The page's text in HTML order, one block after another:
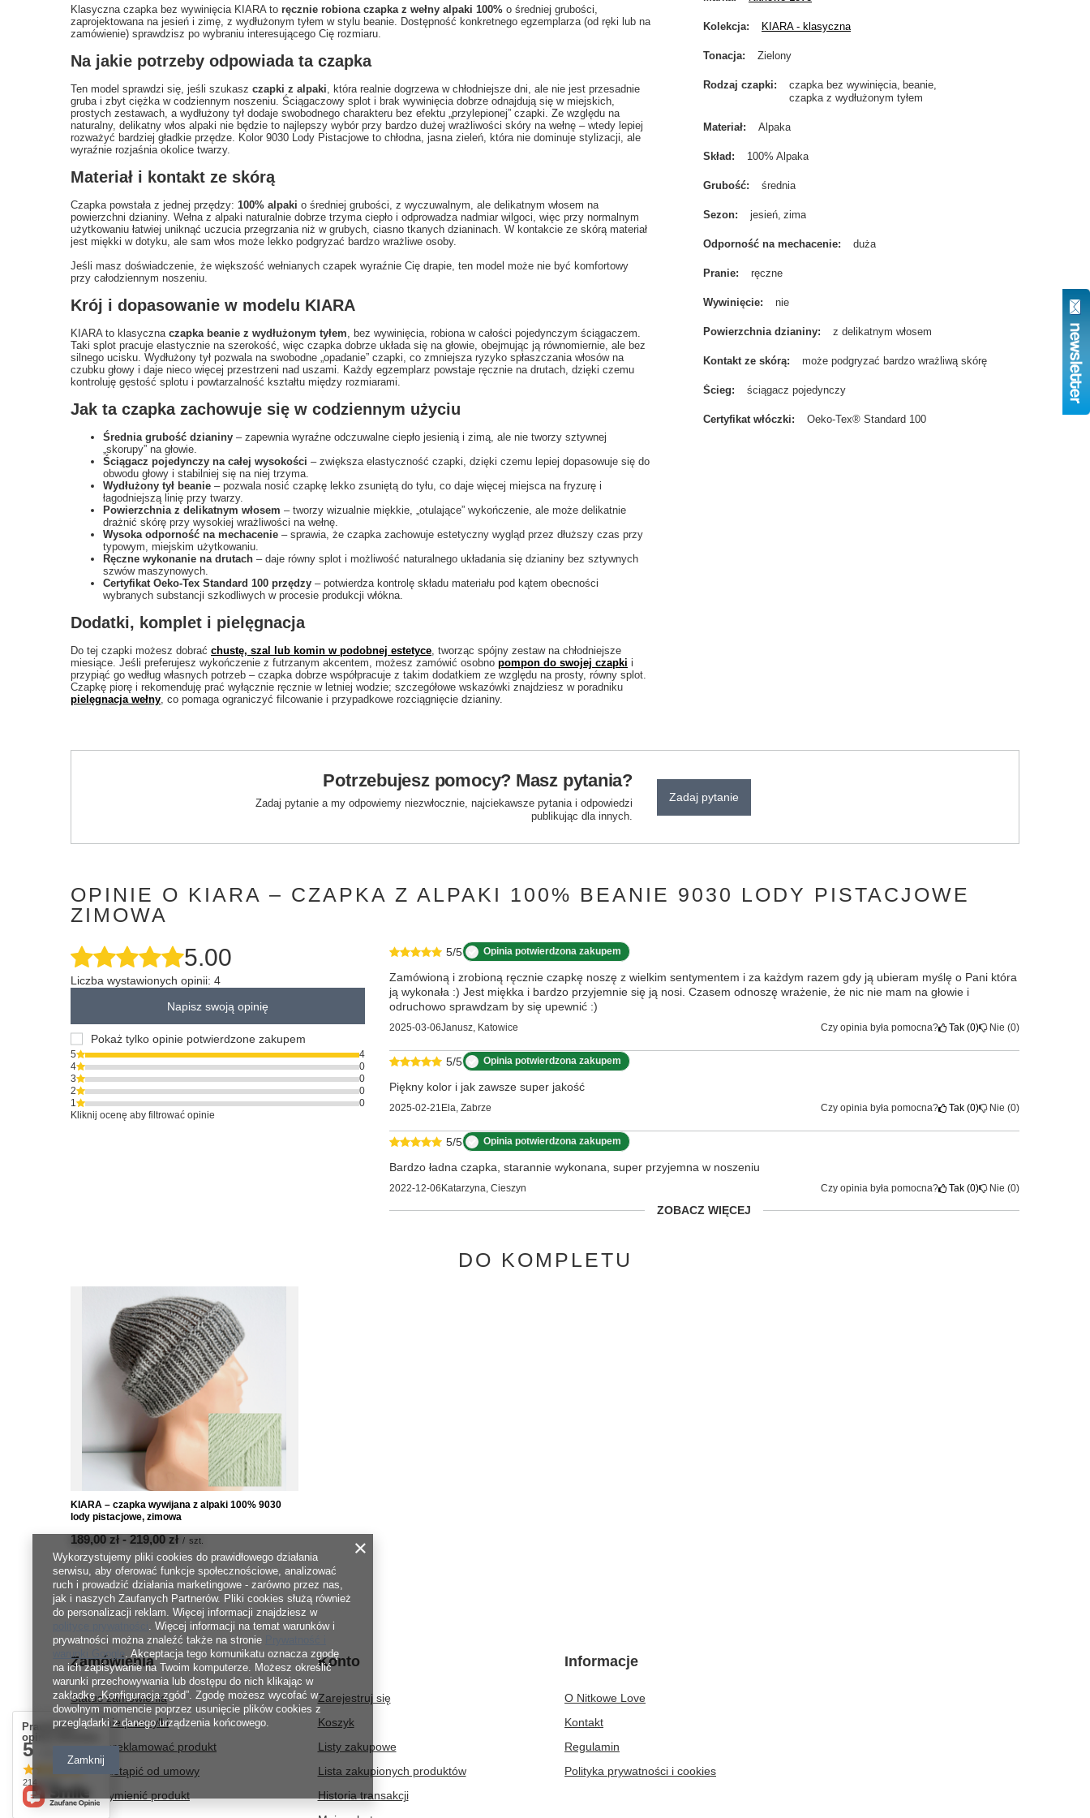
Klasyczna czapka bez wywinięcia KIARA to ręcznie robiona czapka z wełny alpaki 100% o średniej grubości,
zaprojektowana na jesień i zimę, z wydłużonym tyłem w stylu beanie. Dostępność konkretnego egzemplarza (od ręki lub na
zamówienie) sprawdzisz po wybraniu interesującego Cię rozmiaru.
Na jakie potrzeby odpowiada ta czapka
Ten model sprawdzi się, jeśli szukasz czapki z alpaki, która realnie dogrzewa w chłodniejsze dni, ale nie jest przesadnie
gruba i zbyt ciężka w codziennym noszeniu. Ściągaczowy splot i brak wywinięcia dobrze odnajdują się w miejskich,
prostych zestawach, a wydłużony tył dodaje swobodnego charakteru bez efektu „przylepionej” czapki. Ze względu na
naturalny, delikatny włos alpaki nie będzie to najlepszy wybór przy bardzo dużej wrażliwości skóry na wełnę – wtedy lepiej
rozważyć bardziej gładkie przędze. Kolor 9030 Lody Pistacjowe to chłodna, jasna zieleń, która nie dominuje stylizacji, ale
wyraźnie rozjaśnia okolice twarzy.
Materiał i kontakt ze skórą
Czapka powstała z jednej przędzy: 100% alpaki o średniej grubości, z wyczuwalnym, ale delikatnym włosem na
powierzchni dzianiny. Wełna z alpaki naturalnie dobrze trzyma ciepło i odprowadza nadmiar wilgoci, więc przy normalnym
użytkowaniu łatwiej uniknąć uczucia przegrzania niż w grubych, ciasno tkanych dzianinach. W kontakcie ze skórą materiał
jest miękki w dotyku, ale sam włos może lekko podgryzać bardzo wrażliwe osoby.
Jeśli masz doświadczenie, że większość wełnianych czapek wyraźnie Cię drapie, ten model może nie być komfortowy
przy całodziennym noszeniu.
Krój i dopasowanie w modelu KIARA
KIARA to klasyczna czapka beanie z wydłużonym tyłem, bez wywinięcia, robiona w całości pojedynczym ściągaczem.
Taki splot pracuje elastycznie na szerokość, więc czapka dobrze układa się na głowie, obejmując ją równomiernie, ale bez
silnego ucisku. Wydłużony tył pozwala na swobodne „opadanie” czapki, co zmniejsza ryzyko spłaszczania włosów na
czubku głowy i daje nieco więcej przestrzeni nad uszami. Każdy egzemplarz powstaje ręcznie na drutach, dzięki czemu
kontroluję gęstość splotu i powtarzalność kształtu między rozmiarami.
Jak ta czapka zachowuje się w codziennym użyciu
Średnia grubość dzianiny – zapewnia wyraźne odczuwalne ciepło jesienią i zimą, ale nie tworzy sztywnej
„skorupy” na głowie.
Ściągacz pojedynczy na całej wysokości – zwiększa elastyczność czapki, dzięki czemu lepiej dopasowuje się do
obwodu głowy i stabilniej się na niej trzyma.
Wydłużony tył beanie – pozwala nosić czapkę lekko zsuniętą do tyłu, co daje więcej miejsca na fryzurę i
łagodniejszą linię przy twarzy.
Powierzchnia z delikatnym włosem – tworzy wizualnie miękkie, „otulające” wykończenie, ale może delikatnie
drażnić skórę przy wysokiej wrażliwości na wełnę.
Wysoka odporność na mechacenie – sprawia, że czapka zachowuje estetyczny wygląd przez dłuższy czas przy
typowym, miejskim użytkowaniu.
Ręczne wykonanie na drutach – daje równy splot i możliwość naturalnego układania się dzianiny bez sztywnych
szwów maszynowych.
Certyfikat Oeko-Tex Standard 100 przędzy – potwierdza kontrolę składu materiału pod kątem obecności
wybranych substancji szkodliwych w procesie produkcji włókna.
Dodatki, komplet i pielęgnacja
Do tej czapki możesz dobrać chustę, szal lub komin w podobnej estetyce, tworząc spójny zestaw na chłodniejsze
miesiące. Jeśli preferujesz wykończenie z futrzanym akcentem, możesz zamówić osobno pompon do swojej czapki i
przypiąć go według własnych potrzeb – czapka dobrze współpracuje z takim dodatkiem ze względu na prosty, równy splot.
Czapkę piorę i rekomenduję prać wyłącznie ręcznie w letniej wodzie; szczegółowe wskazówki znajdziesz w poradniku
pielęgnacja wełny, co pomaga ograniczyć filcowanie i przypadkowe rozciągnięcie dzianiny.
Kolekcja KIARA - klasyczna
Tonacja Zielony
Rodzaj czapki czapka bez wywinięcia beanie
czapka z wydłużonym tyłem
Materiał Alpaka
Skład 100% Alpaka
Grubość średnia
Sezon jesień zima
Odporność na mechacenie duża
Pranie ręczne
Wywinięcie nie
Powierzchnia dzianiny z delikatnym włosem
Kontakt ze skórą może podgryzać bardzo wrażliwą skórę
Ścieg ściągacz pojedynczy
Certyfikat włóczki Oeko-Tex® Standard 100
Potrzebujesz pomocy? Masz pytania?
Zadaj pytanie a my odpowiemy niezwłocznie, najciekawsze pytania i odpowiedzi
publikując dla innych.
Zadaj pytanie
OPINIE O KIARA – CZAPKA Z ALPAKI 100% BEANIE 9030 LODY PISTACJOWE
ZIMOWA
5.00
Liczba wystawionych opinii: 4
Napisz swoją opinię
Pokaż tylko opinie potwierdzone zakupem
5
4
4
0
3
0
2
0
1
0
Kliknij ocenę aby filtrować opinie
5/5 Opinia potwierdzona zakupem
Zamówioną i zrobioną ręcznie czapkę noszę z wielkim sentymentem i za każdym razem gdy ją ubieram myślę o Pani która
ją wykonała :) Jest miękka i bardzo przyjemnie się ją nosi. Czasem odnoszę wrażenie, że nic nie mam na głowie i
odruchowo sprawdzam by się upewnić :)
2025-03-06Janusz, Katowice Czy opinia była pomocna? Tak 0 Nie 0
5/5 Opinia potwierdzona zakupem
Piękny kolor i jak zawsze super jakość
2025-02-21 Ela, Zabrze Czy opinia była pomocna? Tak 0 Nie 0
5/5 Opinia potwierdzona zakupem
Bardzo ładna czapka, starannie wykonana, super przyjemna w noszeniu
2022-12-06 Katarzyna, Cieszyn Czy opinia była pomocna? Tak 0 Nie 0
ZOBACZ WIĘCEJ
DO KOMPLETU
KIARA – czapka wywijana z alpaki 100% 9030
lody pistacjowe, zimowa
od
189,00 zł - do
219,00 zł / szt.
Zamówienia
Status zamówienia
Śledzenie przesyłki
Chcę zareklamować produkt
Chcę odstąpić od umowy
Chcę wymienić produkt
Konto
Zarejestruj się
Koszyk
Listy zakupowe
Lista zakupionych produktów
Historia transakcji
Informacje
O Nitkowe Love
Kontakt
Regulamin
Polityka prywatności i cookies
Prawdziwe
opinie klientów
5
214 opinii
Wykorzystujemy pliki cookies do prawidłowego działania
serwisu, aby oferować funkcje społecznościowe, analizować
ruch i prowadzić działania marketingowe - zarówno przez nas,
jak i naszych Zaufanych Partnerów. Pliki cookies służą również
do personalizacji reklam. Więcej informacji znajdziesz w
. Więcej informacji na temat warunków i
prywatności można znaleźć także na stronie
warunki Google. Akceptacja tego komunikatu oznacza zgodę
na ich zapisywanie na Twoim komputerze. Możesz określić
warunki przechowywania lub dostępu do nich klikając w
zakładkę „Konfiguracja zgód”. Zgodę możesz wycofać w
dowolnym momencie poprzez usunięcie plików cookies z
przeglądarki z danego urządzenia końcowego.
Zamknij